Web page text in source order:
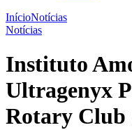
InícioNotícias
Notícias
Instituto
Ultragenyx
Rotary Club